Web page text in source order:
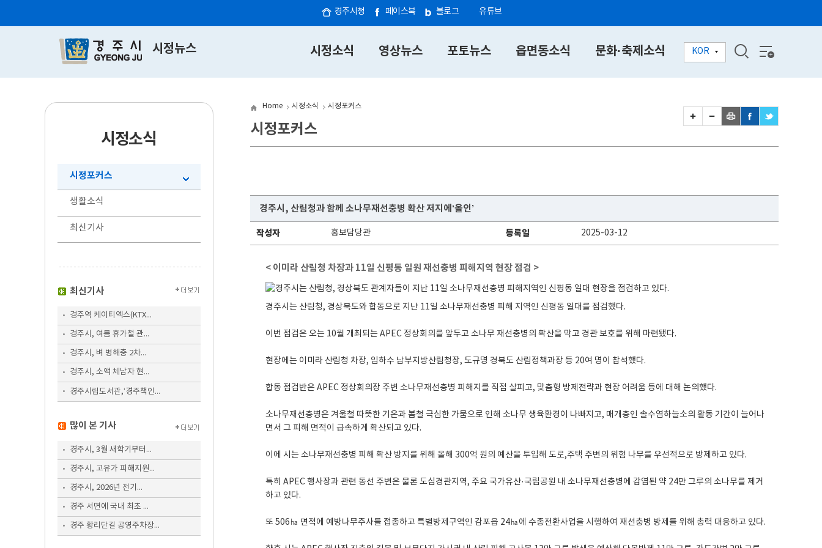
경주시청 페이스북 블로그 유튜브
시정뉴스 시정소식 영상뉴스 포토뉴스 읍면동소식 문화·축제소식 KOR
시정소식
시정포커스
생활소식
최신기사
최신기사
경주역 케이티엑스(KTX...
경주시, 여름 휴가철 관...
경주시, 벼 병해충 2차...
경주시, 소액 체납자 현...
경주시립도서관,‘경주책인...
많이 본 기사
경주시, 3월 새학기부터...
경주시, 고유가 피해지원...
경주시, 2026년 전기...
경주 서면에 국내 최초 ...
경주 황리단길 공영주차장...
Home 시정소식 시정포커스
시정포커스
경주시, 산림청과 함께 소나무재선충병 확산 저지에‘올인’
작성자 홍보담당관 등록일 2025-03-12
< 이미라 산림청 차장과 11일 신평동 일원 재선충병 피해지역 현장 점검 >
경주시는 산림청, 경상북도와 합동으로 지난 11일 소나무재선충병 피해 지역인 신평동 일대를 점검했다.
이번 점검은 오는 10월 개최되는 APEC 정상회의를 앞두고 소나무 재선충병의 확산을 막고 경관 보호를 위해 마련됐다.
현장에는 이미라 산림청 차장, 임하수 남부지방산림청장, 도규명 경북도 산림정책과장 등 20여 명이 참석했다.
합동 점검반은 APEC 정상회의장 주변 소나무재선충병 피해지를 직접 살피고, 맞춤형 방제전략과 현장 어려움 등에 대해 논의했다.
소나무재선충병은 겨울철 따뜻한 기온과 봄철 극심한 가뭄으로 인해 소나무 생육환경이 나빠지고, 매개충인 솔수염하늘소의 활동 기간이 늘어나
면서 그 피해 면적이 급속하게 확산되고 있다.
이에 시는 소나무재선충병 피해 확산 방지를 위해 올해 300억 원의 예산을 투입해 도로,주택 주변의 위험 나무를 우선적으로 방제하고 있다.
특히 APEC 행사장과 관련 동선 주변은 물론 도심경관지역, 주요 국가유산·국립공원 내 소나무재선충병에 감염된 약 24만 그루의 소나무를 제거
하고 있다.
또 506㏊ 면적에 예방나무주사를 접종하고 특별방제구역인 감포읍 24㏊에 수종전환사업을 시행하여 재선충병 방제를 위해 총력 대응하고 있다.